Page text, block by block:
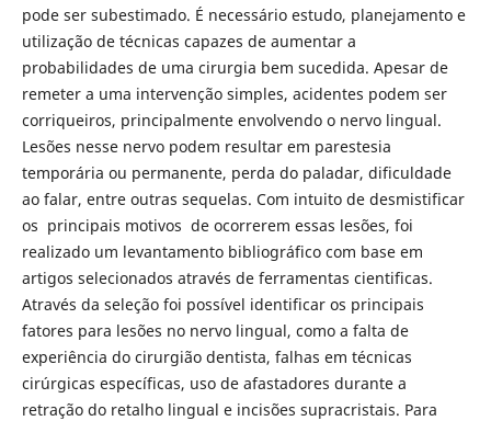
pode ser subestimado. É necessário estudo, planejamento e
utilização de técnicas capazes de aumentar a
probabilidades de uma cirurgia bem sucedida. Apesar de
remeter a uma intervenção simples, acidentes podem ser
corriqueiros, principalmente envolvendo o nervo lingual.
Lesões nesse nervo podem resultar em parestesia
temporária ou permanente, perda do paladar, dificuldade
ao falar, entre outras sequelas. Com intuito de desmistificar
os principais motivos de ocorrerem essas lesões, foi
realizado um levantamento bibliográfico com base em
artigos selecionados através de ferramentas cientificas.
Através da seleção foi possível identificar os principais
fatores para lesões no nervo lingual, como a falta de
experiência do cirurgião dentista, falhas em técnicas
cirúrgicas específicas, uso de afastadores durante a
retração do retalho lingual e incisões supracristais. Para